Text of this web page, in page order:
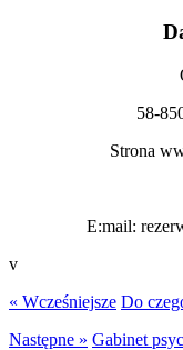
58-
Strona
E:mail:
v
« Wcześniejsze Do
Następne » Gabinet